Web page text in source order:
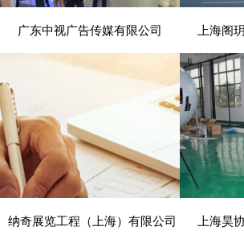
- 展览、装饰 -
广东中视广告传媒有限公司
- 展览、装饰 -
纳奇展览工程（上海）有限公司
-
上海阁
-
上海昊